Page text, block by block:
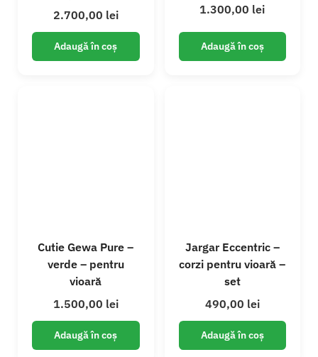
2.700,00 lei
Adaugă în coș
1.300,00 lei
Adaugă în coș
Cutie Gewa Pure –
verde – pentru
vioară
1.500,00 lei
Adaugă în coș
Jargar Eccentric –
corzi pentru vioară –
set
490,00 lei
Adaugă în coș